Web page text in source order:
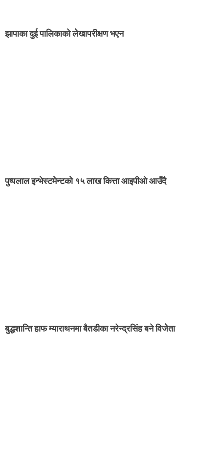
झापाका दुई पालिकाको लेखापरीक्षण भएन
पुष्पलाल इन्भेस्टमेन्टको १५ लाख कित्ता आइपीओ आउँदै
बुद्धशान्ति हाफ म्याराथनमा बैतडीका नरेन्द्रसिंह बने विजेता